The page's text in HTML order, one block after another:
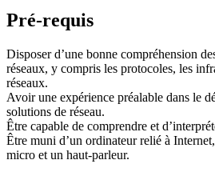
Pré-requis
Disposer d’une bonne compréhension
réseaux, y compris les protocoles, les
réseaux.
Avoir une expérience préalable dans le
solutions de réseau.
Être capable de comprendre et
Être muni d’un ordinateur relié à
micro et un haut-parleur.